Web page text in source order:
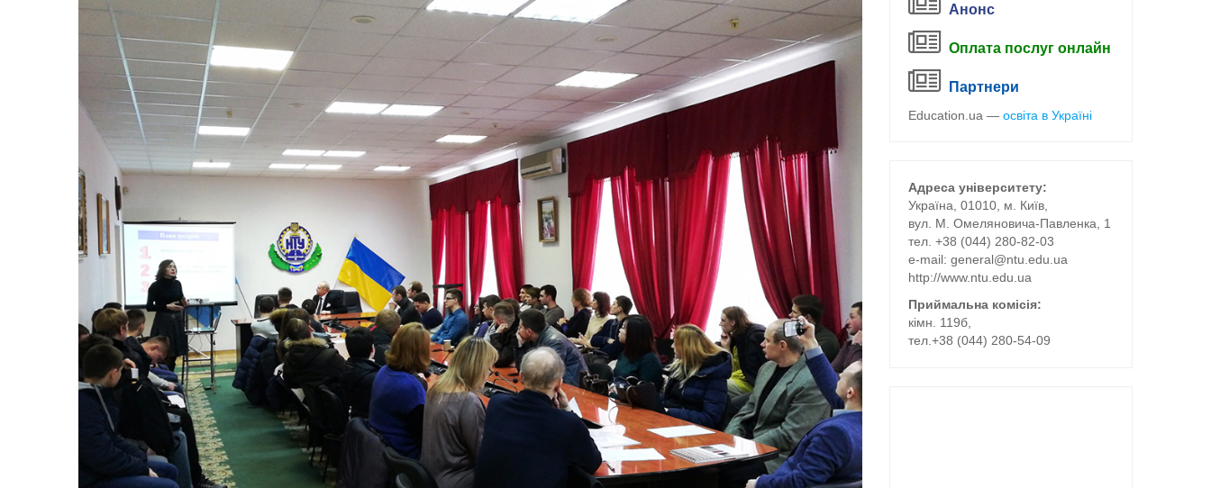
Анонс
Оплата послуг онлайн
Партнери
Education.ua — освіта в Україні
Адреса університету:
Україна, 01010, м. Київ,
вул. М. Омеляновича-Павленка, 1
тел. +38 (044) 280-82-03
е-mail: general@ntu.edu.ua
http://www.ntu.edu.ua
Приймальна комісія:
кімн. 119б,
тел.+38 (044) 280-54-09